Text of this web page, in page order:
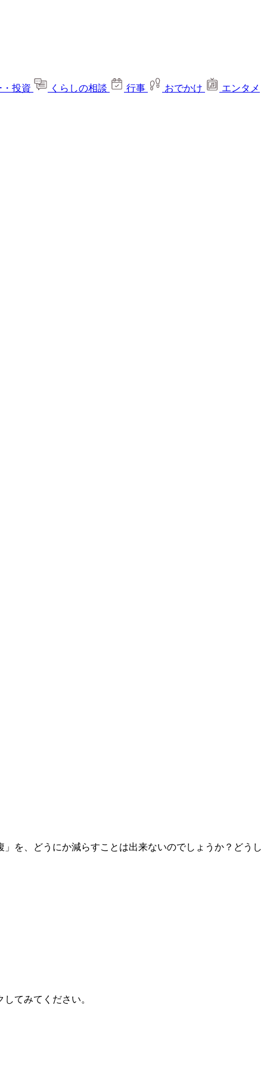
投資 くらしの相談 行事 おでかけ エンタメ
を、どうにか減らすことは出来ないのでしょうか？どうし
てみてください。